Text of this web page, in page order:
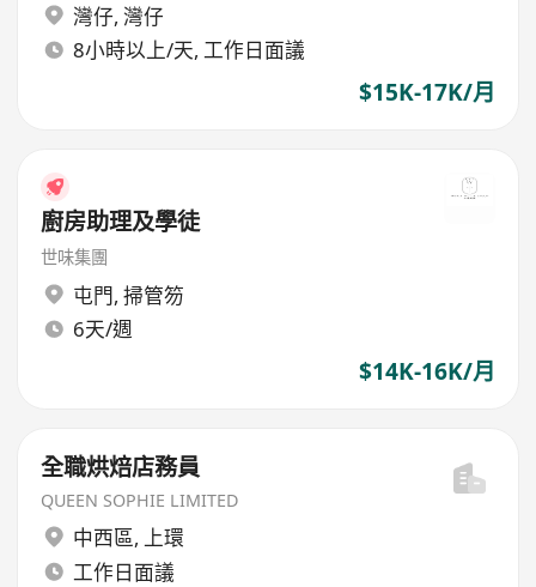
灣仔, 灣仔
8小時以上/天, 工作日面議
$15K-17K/月
廚房助理及學徒
世味集團
屯門, 掃管笏
6天/週
$14K-16K/月
全職烘焙店務員
QUEEN SOPHIE LIMITED
中西區, 上環
工作日面議